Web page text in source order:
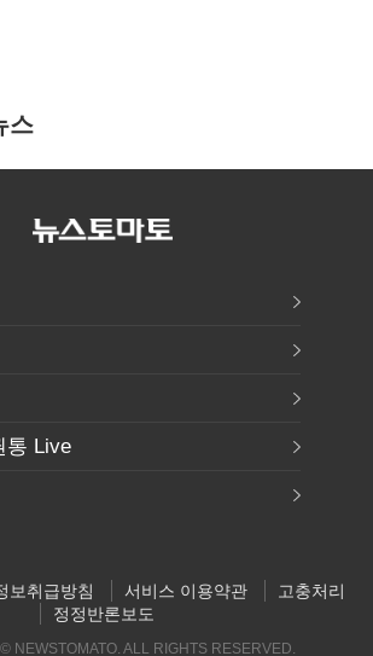
스
통 Live
보취급방침 서비스 이용약관
고충처리
정정반론보도
NEWSTOMATO. ALL RIGHTS RESERVED.